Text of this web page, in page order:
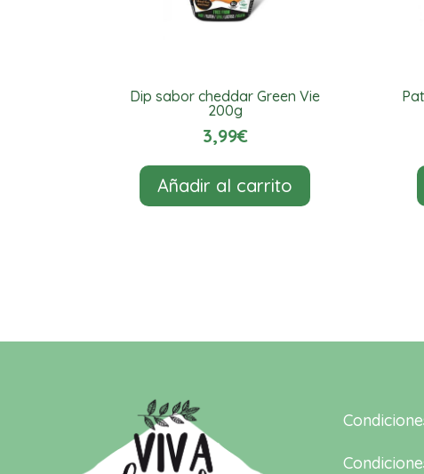
Dip sabor cheddar Green Vie
200g
3,99€
Añadir al carrito